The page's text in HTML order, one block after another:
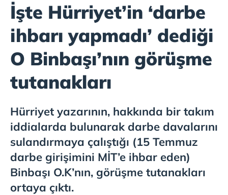
İşte Hürriyet’in ‘darbe
ihbarı yapmadı’ dediği
O Binbaşı’nın görüşme
tutanakları
Hürriyet yazarının, hakkında bir takım
iddialarda bulunarak darbe davalarını
sulandırmaya çalıştığı (15 Temmuz
darbe girişimini MİT’e ihbar eden)
Binbaşı O.K’nın, görüşme tutanakları
ortaya çıktı.